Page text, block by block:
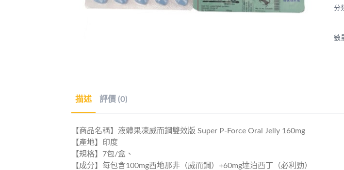
分
數
描述 評價 (0)
【商品名稱】液體果凍威而鋼雙效版 Super P-Force Oral Jelly 160mg
【產地】印度
【規格】7包/盒、
【成分】每包含100mg西地那非（威而鋼）+60mg達泊西丁（必利勁）